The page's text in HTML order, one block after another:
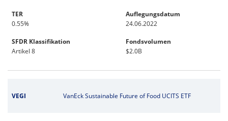
TER
0.55%
Auflegungsdatum
24.06.2022
SFDR Klassifikation
Artikel 8
Fondsvolumen
$2.0B
VEGI VanEck Sustainable Future of Food UCITS ETF